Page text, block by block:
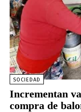
SOCIEDAD
Incrementan
compra de